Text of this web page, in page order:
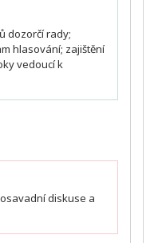
dozorčí rady;
hlasování; zajištění
vedoucí k
diskuse a